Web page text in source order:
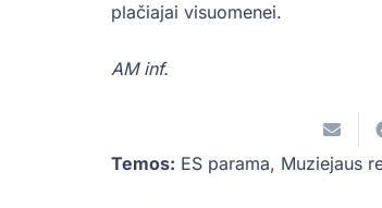
plačiajai visuomenei.
AM inf.
Temos: ES parama, Muziejaus